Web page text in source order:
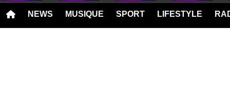
NEWS MUSIQUE SPORT LIFESTYLE